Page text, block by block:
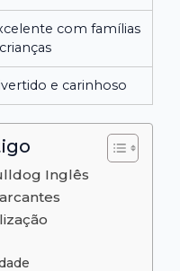
com famílias
e carinhoso
Inglês